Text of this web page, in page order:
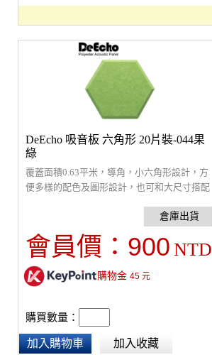
DeEcho 吸音板 六角形 20片裝-044果
綠
覆蓋面積0.63平米，導角，小六角形設計，方
便多樣的配色及圖形設計，也可和大尺寸搭配
板，超強吸音材質，改善室內回音問題，裝飾
性高，通過環保及防焰檢驗。原絲防焰，採防
焰原料製造，非浸泡藥劑防焰，提供長久穩定
積的1/3以上)
會員價： 900 NTD
購物金 45元
購買數量：
加入購物車 加入收藏